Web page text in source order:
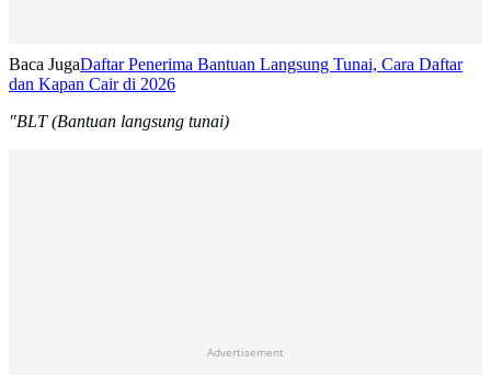
Baca JugaDaftar Penerima Bantuan Langsung Tunai, Cara Daftar
dan Kapan Cair di 2026
"BLT (Bantuan langsung tunai)
Advertisement